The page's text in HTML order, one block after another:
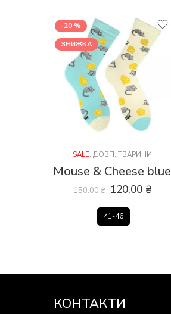
-20 %
ЗНИЖКА
SALE, ДОВГІ, ТВАРИНИ
Mouse & Cheese blue
150.00₴ 120.00 ₴
41-46
КОНТАКТИ